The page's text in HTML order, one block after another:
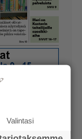
Valintasi